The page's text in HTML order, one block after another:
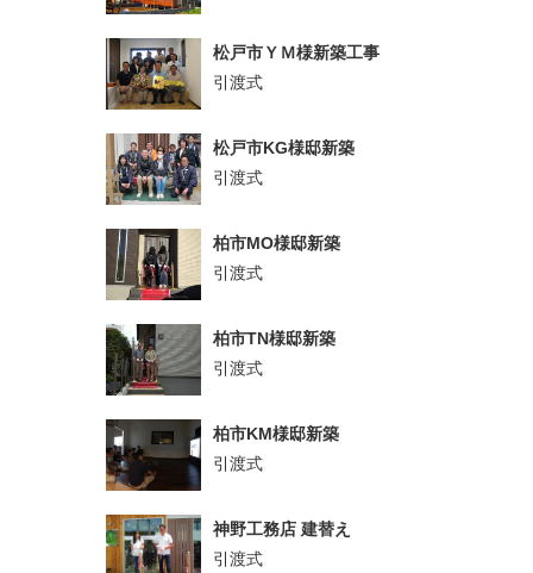
松戸市ＹＭ様新築工事
引渡式
松戸市KG様邸新築
引渡式
柏市MO様邸新築
引渡式
柏市TN様邸新築
引渡式
柏市KM様邸新築
引渡式
神野工務店 建替え
引渡式